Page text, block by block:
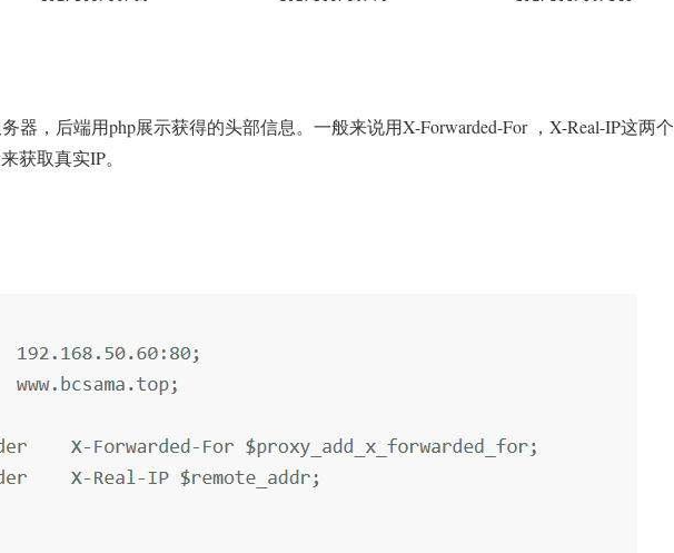
器，后端用php展示获得的头部信息。一般来说用X-Forwarded-For ，X-Real-IP这两个
获取真实IP。